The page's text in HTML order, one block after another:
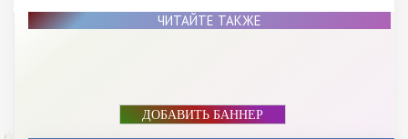
ЧИТАЙТЕ ТАКЖЕ
ДОБАВИТЬ БАННЕР